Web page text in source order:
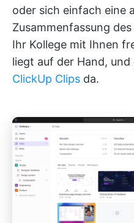
oder sich einfach eine
Zusammenfassung
Ihr Kollege mit Ihnen
liegt auf der Hand,
ClickUp Clips da.